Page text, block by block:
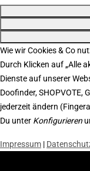
Wie wir Cookies & Co
Durch Klicken auf „Alle
Dienste auf unserer
Doofinder, SHOPVOTE,
jederzeit ändern
Du unter Konfigurieren
Impressum |